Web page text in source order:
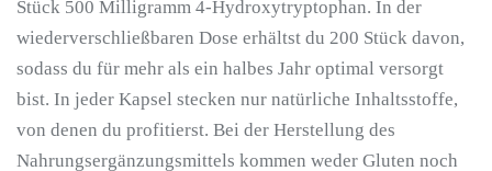
Stück 500 Milligramm 4-Hydroxytryptophan. In der
wiederverschließbaren Dose erhältst du 200 Stück davon,
sodass du für mehr als ein halbes Jahr optimal versorgt
bist. In jeder Kapsel stecken nur natürliche Inhaltsstoffe,
von denen du profitierst. Bei der Herstellung des
Nahrungsergänzungsmittels kommen weder Gluten noch